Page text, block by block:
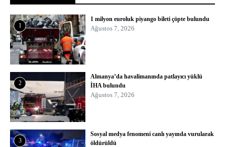
1
1 milyon euroluk piyango bileti çöpte bulundu
Ağustos 7, 2026
2
Almanya’da havalimanında patlayıcı yüklü
İHA bulundu
Ağustos 7, 2026
3
Sosyal medya fenomeni canlı yayında vurularak
öldürüldü